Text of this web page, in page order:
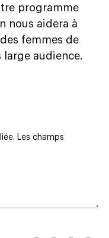
programme
nous aidera à
femmes de
audience.
Les champs